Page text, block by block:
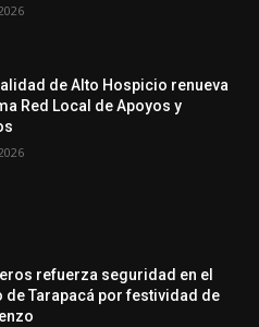
de Alto Hospicio renueva
Red Local de Apoyos y
refuerza seguridad en el
de Tarapacá por festividad de